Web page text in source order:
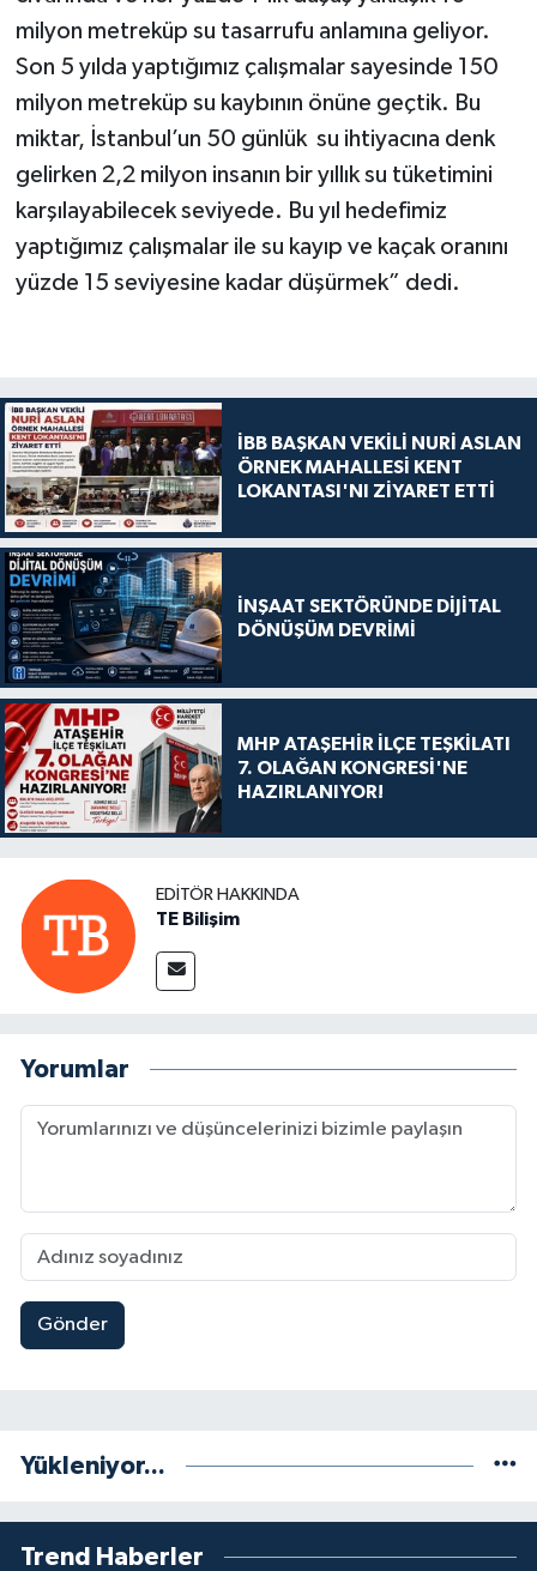
milyon metreküp su tasarrufu anlamına geliyor.
Son 5 yılda yaptığımız çalışmalar sayesinde 150
milyon metreküp su kaybının önüne geçtik. Bu
miktar, İstanbul’un 50 günlük su ihtiyacına denk
gelirken 2,2 milyon insanın bir yıllık su tüketimini
karşılayabilecek seviyede. Bu yıl hedefimiz
yaptığımız çalışmalar ile su kayıp ve kaçak oranını
yüzde 15 seviyesine kadar düşürmek” dedi.
İBB BAŞKAN VEKİLİ NURİ ASLAN
ÖRNEK MAHALLESİ KENT
LOKANTASI'NI ZİYARET ETTİ
İNŞAAT SEKTÖRÜNDE DİJİTAL
DÖNÜŞÜM DEVRİMİ
MHP ATAŞEHİR İLÇE TEŞKİLATI
7. OLAĞAN KONGRESİ'NE
HAZIRLANIYOR!
EDITÖR HAKKINDA
TE Bilişim
Yorumlar
Gönder
Yükleniyor...
Trend Haberler